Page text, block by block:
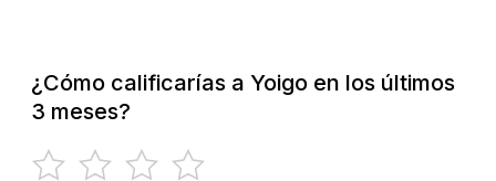
¿Cómo calificarías a Yoigo en los últimos
3 meses?